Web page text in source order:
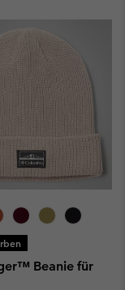
Beanie für